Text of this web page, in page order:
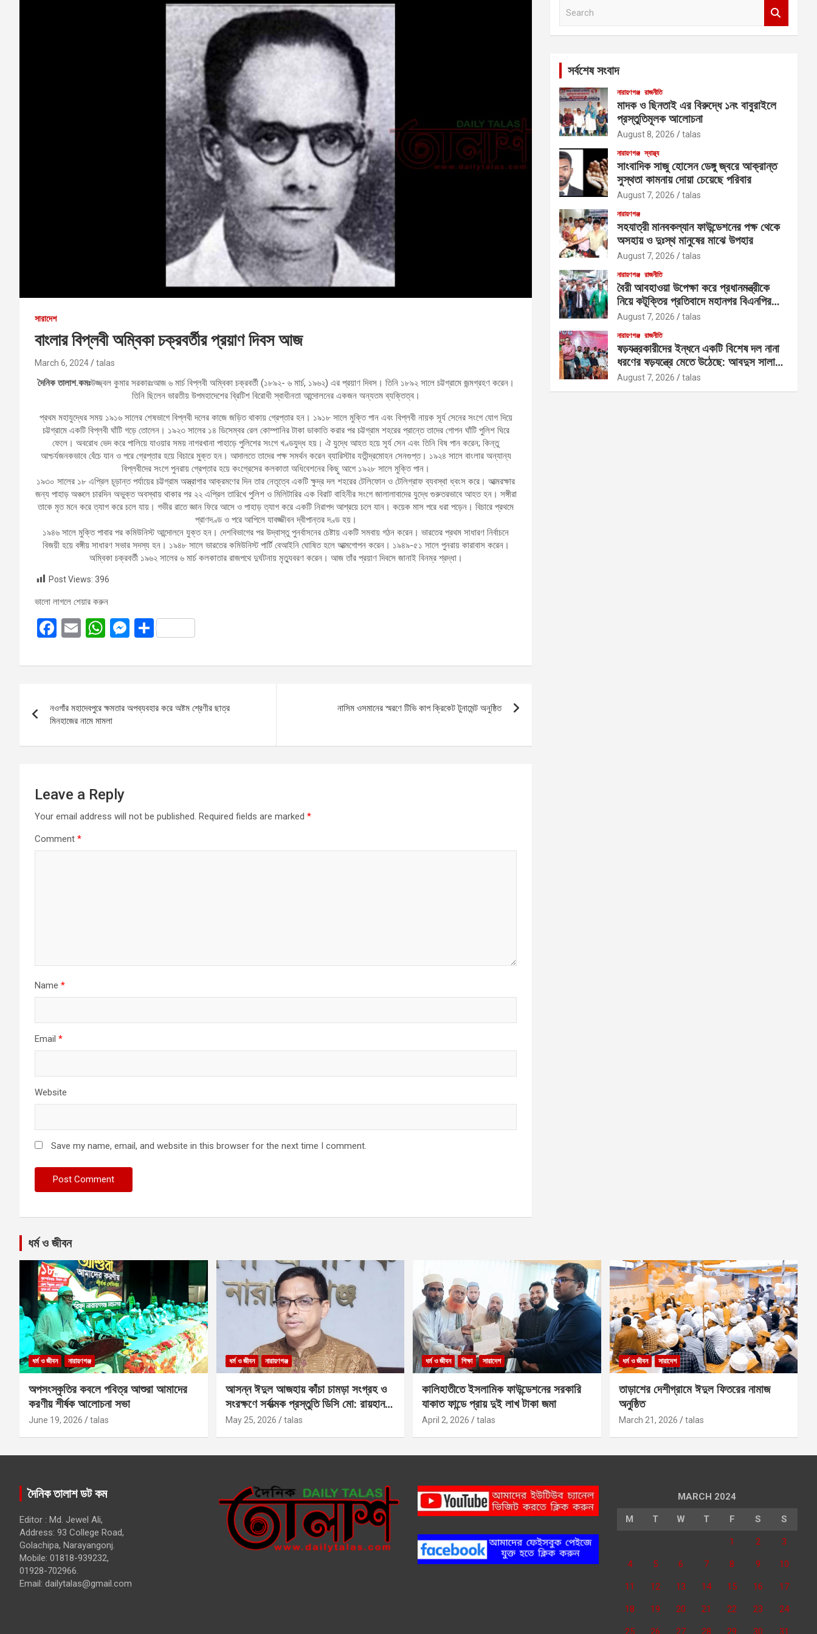
সারাদেশ
বাংলার বিপ্লবী অম্বিকা চক্রবর্তীর প্রয়াণ দিবস আজ
March 6, 2024 talas
দৈনিক তালাশ.কমঃউজ্জ্বল কুমার সরকারঃআজ ৬ মার্চ বিপ্লবী অম্বিকা চক্রবর্তী (১৮৯২- ৬ মার্চ, ১৯৬২) এর প্রয়াণ দিবস। তিনি ১৮৯২ সালে চট্টগ্রামে জন্মগ্রহণ করেন।
তিনি ছিলেন ভারতীয় উপমহাদেশের ব্রিটিশ বিরোধী স্বাধীনতা আন্দোলনের একজন অন্যতম ব্যক্তিত্ব।
প্রথম মহাযুদ্ধের সময় ১৯১৬ সালের শেষভাগে বিপ্লবী দলের কাজে জড়িত থাকায় গ্রেপ্তার হন। ১৯১৮ সালে মুক্তি পান এবং বিপ্লবী নায়ক সূর্য সেনের সংগে যোগ দিয়ে
চট্টগ্রামে একটি বিপ্লবী ঘাঁটি গড়ে তোলেন। ১৯২৩ সালের ১৪ ডিসেম্বর রেল কোম্পানির টাকা ডাকাতি করার পর চট্টগ্রাম শহরের প্রান্তে তাদের গোপন ঘাঁটি পুলিশ ঘিরে
ফেলে। অবরোধ ভেদ করে পালিয়ে যাওয়ার সময় নাগরখানা পাহাড়ে পুলিশের সংগে খণ্ডযুদ্ধ হয়। ঐ যুদ্ধে আহত হয়ে সূর্য সেন এবং তিনি বিষ পান করেন; কিন্তু
আশ্চর্যজনকভাবে বেঁচে যান ও পরে গ্রেপ্তার হয়ে বিচারে মুক্ত হন। আদালতে তাদের পক্ষ সমর্থন করেন ব্যারিস্টার যতীন্দ্রমোহন সেনগুপ্ত। ১৯২৪ সালে বাংলার অন্যান্য
বিপ্লবীদের সংগে পুনরায় গ্রেপ্তার হয়ে কংগ্রেসের কলকাতা অধিবেশনের কিছু আগে ১৯২৮ সালে মুক্তি পান।
১৯৩০ সালের ১৮ এপ্রিল চূড়ান্ত পর্যায়ের চট্টগ্রাম অস্ত্রাগার আক্রমণের দিন তার নেতৃত্বে একটি ক্ষুদ্র দল শহরের টেলিফোন ও টেলিগ্রাফ ব্যবস্থা ধ্বংস করে। আত্মরক্ষার
জন্য পাহাড় অঞ্চলে চারদিন অভুক্ত অবস্থায় থাকার পর ২২ এপ্রিল তারিখে পুলিশ ও মিলিটারির এক বিরাট বাহিনীর সংগে জালালাবাদের যুদ্ধে গুরুতরভাবে আহত হন। সঙ্গীরা
তাকে মৃত মনে করে ত্যাগ করে চলে যায়। গভীর রাতে জ্ঞান ফিরে আসে ও পাহাড় ত্যাগ করে একটি নিরাপদ আশ্রয়ে চলে যান। কয়েক মাস পরে ধরা পড়েন। বিচারে প্রথমে
প্রাণদণ্ড ও পরে আপিলে যাবজ্জীবন দ্বীপান্তর দণ্ড হয়।
১৯৪৬ সালে মুক্তি পাবার পর কমিউনিস্ট আন্দোলনে যুক্ত হন। দেশবিভাগের পর উদ্বাস্তু পুনর্বাসনের চেষ্টায় একটি সমবায় গঠন করেন। ভারতের প্রথম সাধারণ নির্বাচনে
বিজয়ী হয়ে বঙ্গীয় সাধারণ সভার সদস্য হন। ১৯৪৮ সালে ভারতের কমিউনিস্ট পার্টি বেআইনি ঘোষিত হলে আত্মগোপন করেন। ১৯৪৯-৫১ সালে পুনরায় কারাবাস করেন।
অম্বিকা চক্রবর্তী ১৯৬২ সালের ৬ মার্চ কলকাতার রাজপথে দুর্ঘটনায় মৃত্যুবরণ করেন। আজ তাঁর প্রয়াণ দিবসে জানাই বিনম্র শ্রদ্ধা।
Post Views: 396
ভালো লাগলে শেয়ার করুন
F
ce
o
o
k
E
ail
W
at
A
p
p
M
se
g
S
ar
navigation
নওগাঁর মহাদেবপুরে ক্ষমতার অপব্যবহার করে অষ্টম শ্রেণীর ছাত্র
মিনহাজের নামে মামলা
নাসিম ওসমানের স্মরণে টিভি কাপ ক্রিকেট টুনামেন্ট অনুষ্ঠিত
Leave a Reply
Your email address will not be published. Required fields are marked *
Comment *
Name *
Email *
Website
Save my name, email, and website in this browser for the next time I comment.
সর্বশেষ সংবাদ
নারায়ণগঞ্জ রাজনীতি
মাদক ও ছিনতাই এর বিরুদ্ধে ১নং বাবুরাইলে
প্রস্তুতিমূলক আলোচনা
August 8, 2026 talas
নারায়ণগঞ্জ স্বাস্থ্য
সাংবাদিক সাজু হোসেন ডেঙ্গু জ্বরে আক্রান্ত
সুস্থতা কামনায় দোয়া চেয়েছে পরিবার
August 7, 2026 talas
নারায়ণগঞ্জ
সহযাত্রী মানবকল্যান ফাউন্ডেশনের পক্ষ থেকে
অসহায় ও দুঃস্থ মানুষের মাঝে উপহার
August 7, 2026 talas
নারায়ণগঞ্জ রাজনীতি
বৈরী আবহাওয়া উপেক্ষা করে প্রধানমন্ত্রীকে
নিয়ে কটূক্তির প্রতিবাদে মহানগর বিএনপির
বিক্ষোভ
August 7, 2026 talas
নারায়ণগঞ্জ রাজনীতি
ষড়যন্ত্রকারীদের ইন্ধনে একটি বিশেষ দল নানা
ধরণের ষড়যন্ত্রে মেতে উঠেছে: আবদুস সালাম
আজাদ
August 7, 2026 talas
ধর্ম ও জীবন
ধর্ম ও জীবন নারায়ণগঞ্জ
অপসংস্কৃতির কবলে পবিত্র আশুরা আমাদের
করণীয় শীর্ষক আলোচনা সভা
June 19, 2026 talas
ধর্ম ও জীবন নারায়ণগঞ্জ
আসন্ন ঈদুল আজহায় কাঁচা চামড়া সংগ্রহ ও
সংরক্ষণে সর্বাত্মক প্রস্তুতি ডিসি মো: রায়হান
কবির
May 25, 2026 talas
ধর্ম ও জীবন শিক্ষা সারাদেশ
কালিহাতীতে ইসলামিক ফাউন্ডেশনের সরকারি
যাকাত ফান্ডে প্রায় দুই লাখ টাকা জমা
April 2, 2026 talas
ধর্ম ও জীবন সারাদেশ
তাড়াশের দেশীগ্রামে ঈদুল ফিতরের নামাজ
অনুষ্ঠিত
March 21, 2026 talas
দৈনিক তালাশ ডট কম
Editor : Md. Jewel Ali,
Address: 93 College Road,
Golachipa, Narayangonj.
Mobile: 01818-939232,
01928-702966.
Email: dailytalas@gmail.com
MARCH 2024
M T W T F S S
1 2 3
4 5 6 7 8 9 10
11 12 13 14 15 16 17
18 19 20 21 22 23 24
25 26 27 28 29 30 31